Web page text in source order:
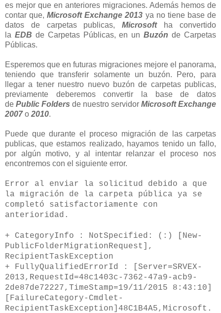
es mejor que en anteriores migraciones. Además hemos de
contar que,Microsoft Exchange 2013 ya no tiene base de
datos de carpetas publicas,Microsoftha convertido
la EDB de Carpetas Públicas, en unBuzón de Carpetas
Públicas.
Esperemos que en futuras migraciones mejore el panorama,
teniendo que transferir solamente un buzón. Pero, para
llegar a tener nuestro nuevo buzón de carpetas publicas,
previamente deberemos convertir la base de datos
de Public Folders de nuestro servidor Microsoft Exchange
2007o 2010.
Puede que durante el proceso migración de las carpetas
publicas, que estamos realizado, hayamos tenido un fallo,
por algún motivo, y al intentar relanzar el proceso nos
encontremos con el siguiente error.
Error al enviar la solicitud debido a que
la migración de la carpeta pública ya se
completó satisfactoriamente con
anterioridad.
+ CategoryInfo : NotSpecified: (:) [New-
PublicFolderMigrationRequest],
RecipientTaskException
+ FullyQualifiedErrorId : [Server=SRVEX-
2013,RequestId=48c1403c-7362-47a9-acb9-
2de87de72227,TimeStamp=19/11/2015 8:43:10]
[FailureCategory-Cmdlet-
RecipientTaskException]48C1B4A5,Microsoft.